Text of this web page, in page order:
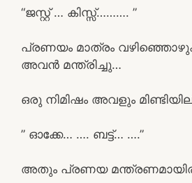
“ജസ്റ്റ് … കിസ്സ്………. ”
പ്രണയം മാത്രം
അവൻ മന്ത്രിച്ചു…
ഒരു നിമിഷം അവളും
” ഓക്കേ… …. ബട്ട്… ….”
അതും പ്രണയ